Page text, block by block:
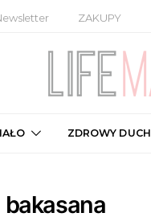
ZAKUPY
ZDROWY DUCH
bakasana